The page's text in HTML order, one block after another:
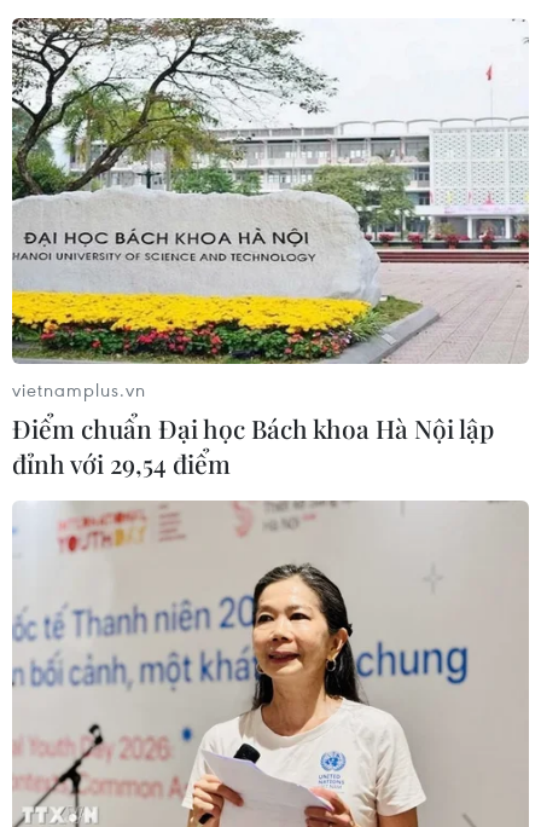
TIN CÙNG CHUYÊN MỤC
Hà Nội: Xử lý dứt điểm 3 vụ việc vi
phạm tại hồ Đồng Đò trước 30/9
vietnamplus.vn
Điểm chuẩn Đại học Bách khoa Hà Nội lập
đỉnh với 29,54 điểm